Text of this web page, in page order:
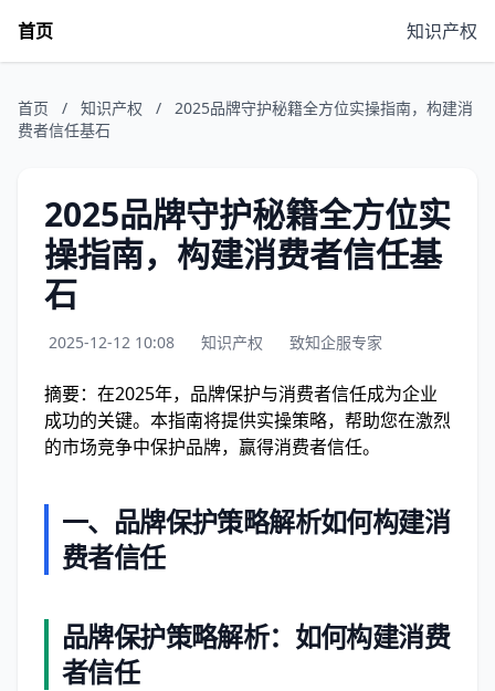
首页 知识产权
首页 / 知识产权 /
2025品牌守护秘籍全方位实操指南，构建消
费者信任基石
2025品牌守护秘籍全方位实
操指南，构建消费者信任基
石
2025-12-12 10:08 知识产权 致知企服专家
摘要：在2025年，品牌保护与消费者信任成为企业
成功的关键。本指南将提供实操策略，帮助您在激烈
的市场竞争中保护品牌，赢得消费者信任。
一、品牌保护策略解析如何构建消
费者信任
品牌保护策略解析：如何构建消费
者信任